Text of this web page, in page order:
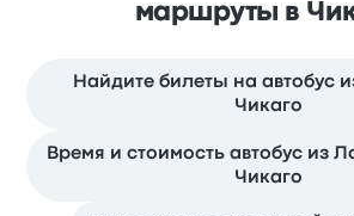
маршруты в
Найдите билеты на автобус
Чикаго
Время и стоимость автобус из
Чикаго